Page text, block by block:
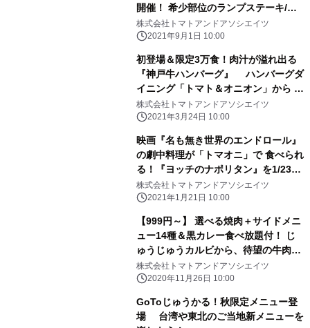
開催！ 希少部位のランプステーキ/ア
メリカで ポピュラーなスパゲッティウ
ィズ・ミートボールが新登場
株式会社トマトアンドアソシエイツ
2021年9月1日 10:00
初登場＆限定3万食！肉汁が溢れ出る
『神戸牛ハンバーグ』 ハンバーグダ
イニング「トマト＆オニオン」から 今
だけの特別メニューが3月25日からス
タート！
株式会社トマトアンドアソシエイツ
2021年3月24日 10:00
映画『名も無き世界のエンドロール』
の劇中料理が「トマオニ」で 食べられ
る！『ヨッチのナポリタン』を1/23か
ら期間限定で提供
株式会社トマトアンドアソシエイツ
2021年1月21日 10:00
【999円～】 選べる焼肉＋サイドメニ
ュー14種＆黒カレー食べ放題付！ じ
ゅうじゅうカルビから、待望の牛肉も
楽しめる新メニュー 『昼得ランチ』を
11月26日(木)から提供開始！
株式会社トマトアンドアソシエイツ
2020年11月26日 10:00
GoToじゅうかる！秋限定メニュー登
場 台湾や東北のご当地新メニューを